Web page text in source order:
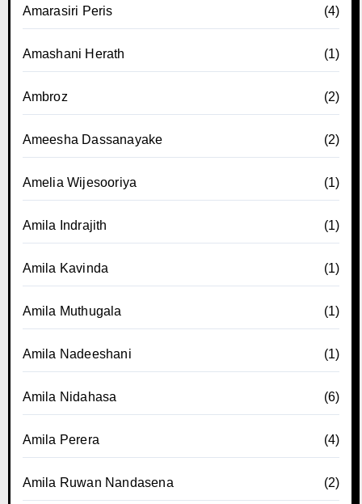
Amarasiri Peris (4)
Amashani Herath (1)
Ambroz (2)
Ameesha Dassanayake (2)
Amelia Wijesooriya (1)
Amila Indrajith (1)
Amila Kavinda (1)
Amila Muthugala (1)
Amila Nadeeshani (1)
Amila Nidahasa (6)
Amila Perera (4)
Amila Ruwan Nandasena (2)